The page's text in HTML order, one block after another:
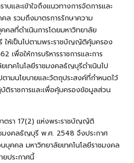
บและเข้าใจถึงแนวทางการจัดการและ
ล รวมถึงมาตรการรักษาความ
ลที่ดำเนินการโดยมหาวิทยาลัย
ให้เป็นไปตามพระราชบัญญัติคุ้มครอง
พื่อให้การบริหารราชการและการ
เทคโนโลยีราชมงคลธัญบุรีดำเนินไป
ามนโยบายและวัตถุประสงค์ที่กำหนดไว้
ติราชการและเพื่อคุ้มครองข้อมูลส่วน
าตรา 17(2) แห่งพระราชบัญญัติ
ชมงคลธัญบุรี พ.ศ. 2548 จึงประกาศ
คคล มหาวิทยาลัยเทคโนโลยีราชมงคล
ประกาศนี้